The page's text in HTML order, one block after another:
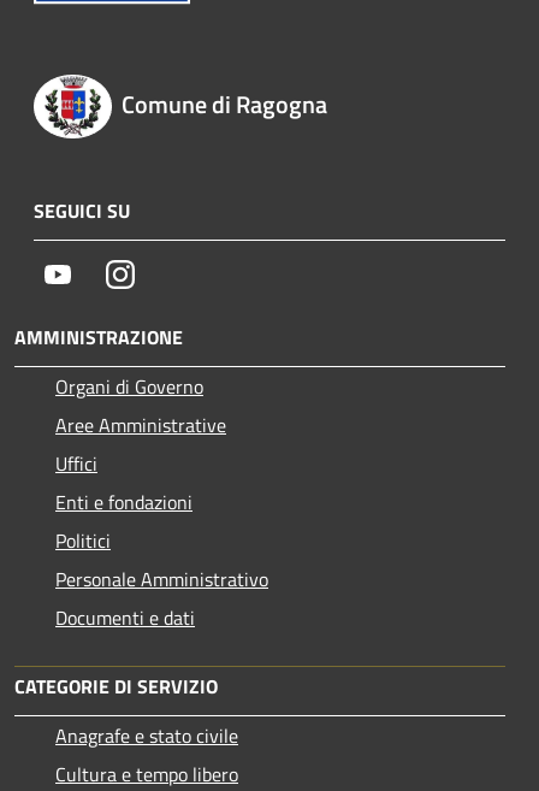
Comune di Ragogna
SEGUICI SU
YoutubeInstagram
AMMINISTRAZIONE
Organi di Governo
Aree Amministrative
Uffici
Enti e fondazioni
Politici
Personale Amministrativo
Documenti e dati
CATEGORIE DI SERVIZIO
Anagrafe e stato civile
Cultura e tempo libero